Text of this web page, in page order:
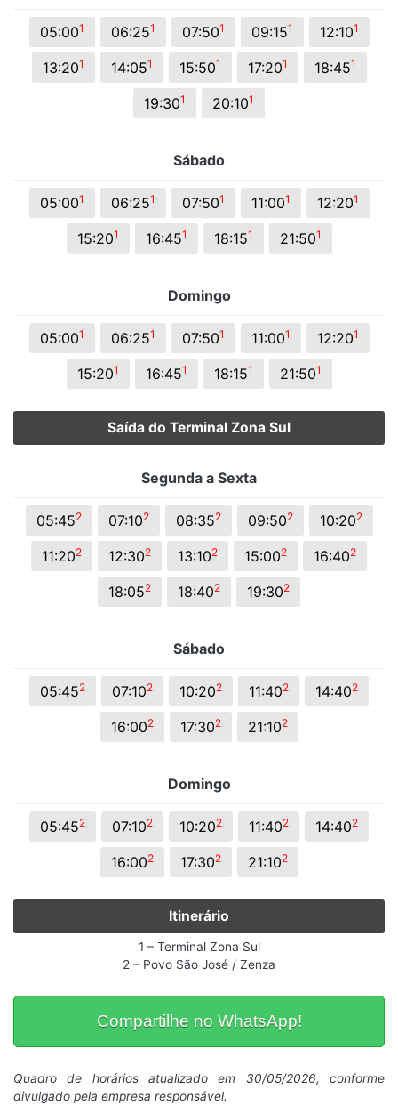
05:001 06:251 07:501 09:151 12:101
13:201 14:051 15:501 17:201 18:451
19:301 20:101
Sábado
05:001 06:251 07:501 11:001 12:201
15:201 16:451 18:151 21:501
Domingo
05:001 06:251 07:501 11:001 12:201
15:201 16:451 18:151 21:501
Saída do Terminal Zona Sul
Segunda a Sexta
05:452 07:102 08:352 09:502 10:202
11:202 12:302 13:102 15:002 16:402
18:052 18:402 19:302
Sábado
05:452 07:102 10:202 11:402 14:402
16:002 17:302 21:102
Domingo
05:452 07:102 10:202 11:402 14:402
16:002 17:302 21:102
Itinerário
1 – Terminal Zona Sul
2 – Povo São José / Zenza
Compartilhe no WhatsApp!
Quadro de horários atualizado em 30/05/2026, conforme
divulgado pela empresa responsável.